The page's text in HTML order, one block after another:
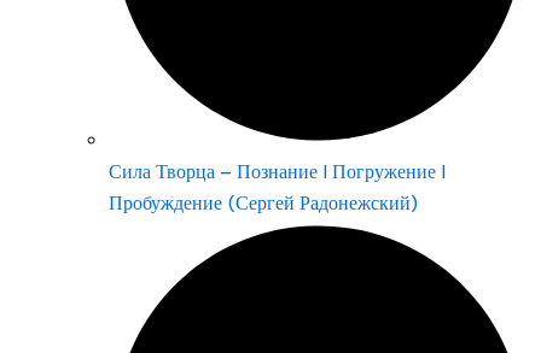
Сила Творца – Познание | Погружение |
Пробуждение (Сергей Радонежский)